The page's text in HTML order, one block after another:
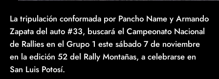
La tripulación conformada por Pancho Name y Armando
Zapata del auto #33, buscará el Campeonato Nacional
de Rallies en el Grupo 1 este sábado 7 de noviembre
en la edición 52 del Rally Montañas, a celebrarse en
San Luis Potosí.